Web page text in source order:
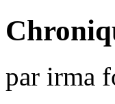
par irma